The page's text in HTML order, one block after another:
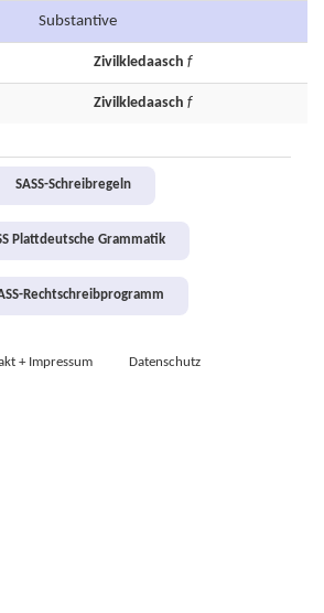
Substantive
Zivilkledaasch f
Zivilkledaasch f
SASS-Schreibregeln
Plattdeutsche Grammatik
Rechtschreibprogramm
+ Impressum Datenschutz